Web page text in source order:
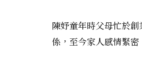
陳妤童年時父母忙於
係，至今家人感情緊